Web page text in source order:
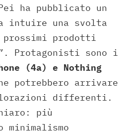
ha pubblicato un
intuire una svolta
prodotti
Protagonisti sono i
(4a) e Nothing
potrebbero arrivare
differenti.
più
minimalismo